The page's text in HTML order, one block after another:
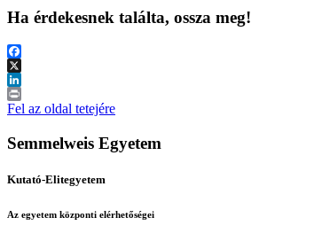
Ha érdekesnek találta, ossza meg!
Facebook
X
LinkedIn
Print
Fel az oldal tetejére
Semmelweis Egyetem
Kutató-Elitegyetem
Az egyetem központi elérhetőségei